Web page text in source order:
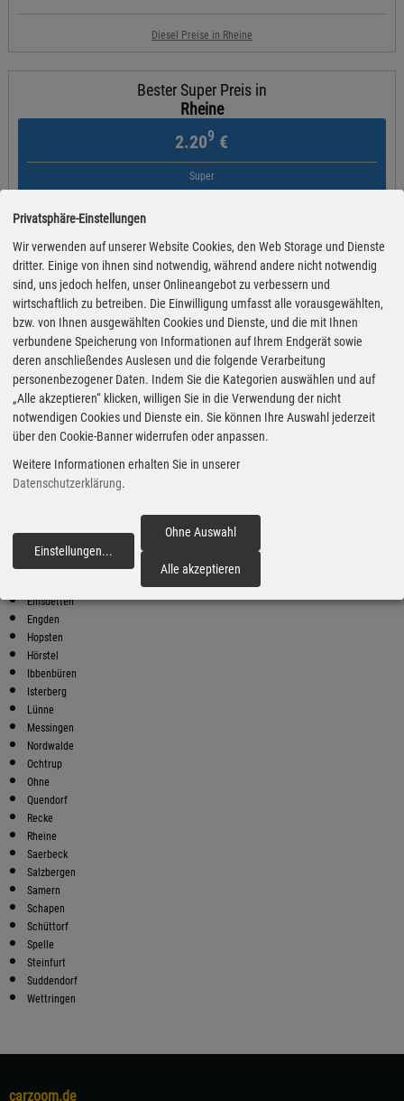
Diesel Preise in Rheine
Bester Super Preis in
Rheine
2.209 €
Super
Osnabrücker Straße 242
48429 Rheine
Super Preise in Rheine
Bester Super E10 Preis in
Rheine
2.149€
Super E10
STAR
48429 Rheine
Super E10 Preise in Rheine
Preiswerter tanken - finden Sie die günstigsten Benzin und Diesel
Preise in Ihrer Stadt
Emsdetten
Engden
Hopsten
Hörstel
Ibbenbüren
Isterberg
Lünne
Messingen
Nordwalde
Ochtrup
Ohne
Quendorf
Recke
Rheine
Saerbeck
Salzbergen
Samern
Schapen
Schüttorf
Spelle
Steinfurt
Suddendorf
Wettringen
carzoom.de
Privatsphäre-Einstellungen
Wir verwenden auf unserer Website Cookies, den Web Storage und Dienste
dritter. Einige von ihnen sind notwendig, während andere nicht notwendig
sind, uns jedoch helfen, unser Onlineangebot zu verbessern und
wirtschaftlich zu betreiben. Die Einwilligung umfasst alle vorausgewählten,
bzw. von Ihnen ausgewählten Cookies und Dienste, und die mit Ihnen
verbundene Speicherung von Informationen auf Ihrem Endgerät sowie
deren anschließendes Auslesen und die folgende Verarbeitung
personenbezogener Daten. Indem Sie die Kategorien auswählen und auf
„Alle akzeptieren“ klicken, willigen Sie in die Verwendung der nicht
notwendigen Cookies und Dienste ein. Sie können Ihre Auswahl jederzeit
über den Cookie-Banner widerrufen oder anpassen.
Weitere Informationen erhalten Sie in unserer
Datenschutzerklärung.
Einstellungen...
Ohne Auswahl
Alle akzeptieren